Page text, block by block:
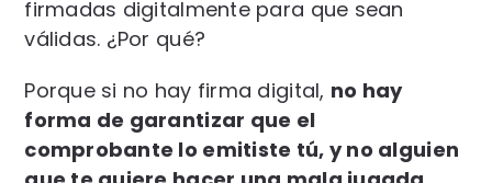
firmadas digitalmente para que sean
válidas. ¿Por qué?
Porque si no hay firma digital, no hay
forma de garantizar que el
comprobante lo emitiste tú, y no alguien